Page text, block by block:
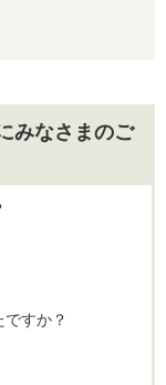
みなさまのご
すか？